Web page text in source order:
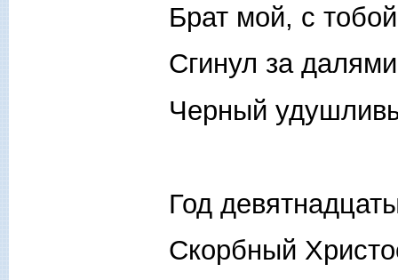
Брат мой, с
Сгинул за
Черный
Год
Скорбный